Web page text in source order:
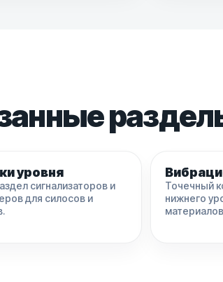
уровня
сигнализаторов и
для силосов и
Точечный
нижнего